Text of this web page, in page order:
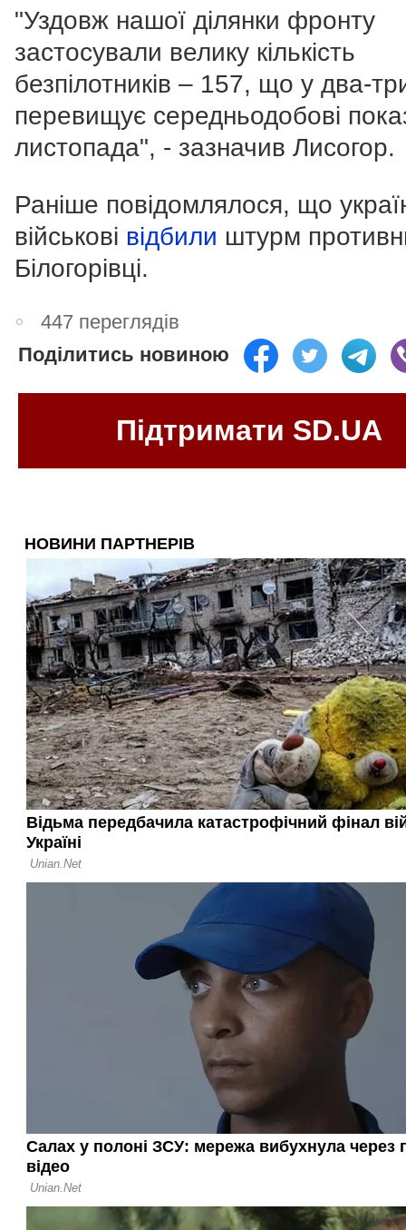
"Уздовж нашої ділянки фронту
застосували велику кількість
безпілотників – 157, що у два-
перевищує середньодобові
листопада", - зазначив Лисогор.
Раніше повідомлялося, що
військові відбили штурм
Білогорівці.
447 переглядів
Поділитись новиною
Підтримати SD.UA